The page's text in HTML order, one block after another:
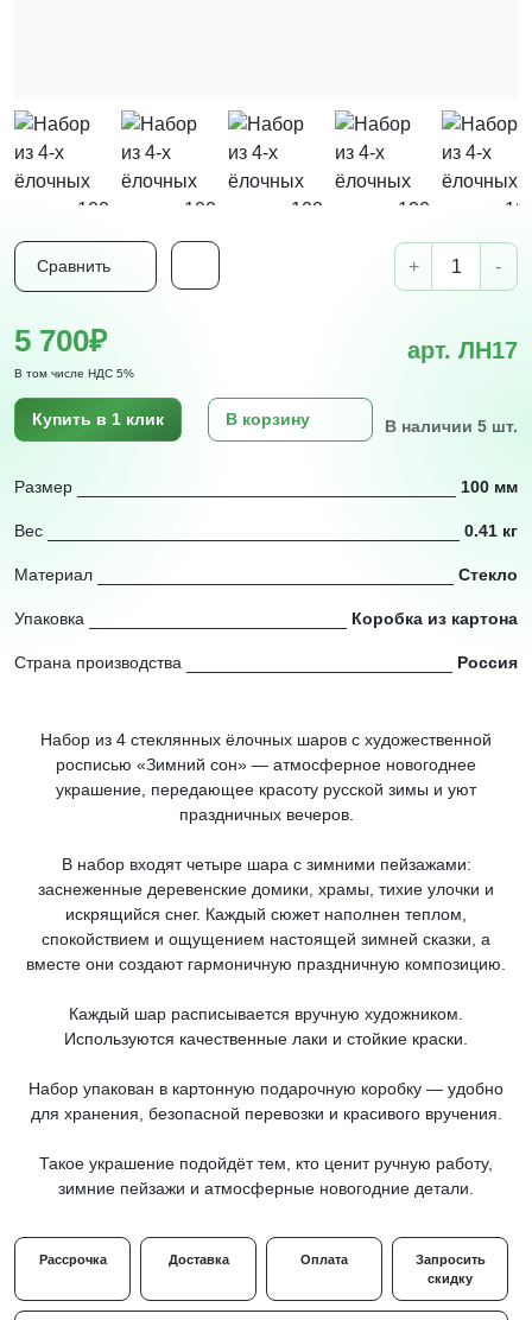
Сравнить + -
5 700₽
В том числе НДС 5%
арт. ЛН17
Купить в 1 клик В корзину В наличии 5 шт.
Размер 100 мм
Вес 0.41 кг
Материал Стекло
Упаковка Коробка из картона
Страна производства Россия
Набор из 4 стеклянных ёлочных шаров с художественной
росписью «Зимний сон» — атмосферное новогоднее
украшение, передающее красоту русской зимы и уют
праздничных вечеров.
В набор входят четыре шара с зимними пейзажами:
заснеженные деревенские домики, храмы, тихие улочки и
искрящийся снег. Каждый сюжет наполнен теплом,
спокойствием и ощущением настоящей зимней сказки, а
вместе они создают гармоничную праздничную композицию.
Каждый шар расписывается вручную художником.
Используются качественные лаки и стойкие краски.
Набор упакован в картонную подарочную коробку — удобно
для хранения, безопасной перевозки и красивого вручения.
Такое украшение подойдёт тем, кто ценит ручную работу,
зимние пейзажи и атмосферные новогодние детали.
Рассрочка Доставка Оплата
Запросить
скидку